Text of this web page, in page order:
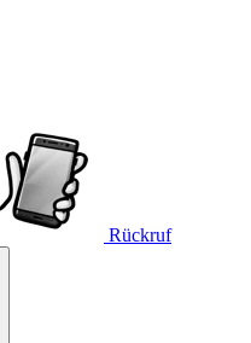
Rückruf